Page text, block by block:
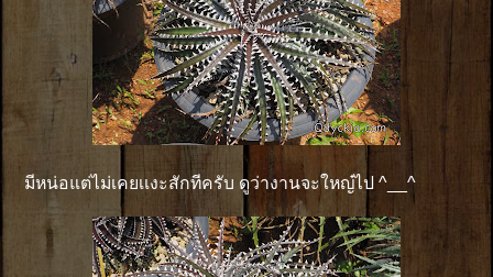
มีหน่อแต่ไม่เคยเเงะสักทีครับ ดูว่างานจะใหญ๋ไป ^__^